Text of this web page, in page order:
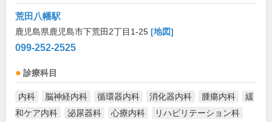
荒田八幡駅
鹿児島県鹿児島市下荒田2丁目1-25 [地図]
099-252-2525
診療科目
内科 脳神経内科 循環器内科 消化器内科 腫瘍内科
緩
和ケア内科
泌尿器科 心療内科
リハビリテーション科